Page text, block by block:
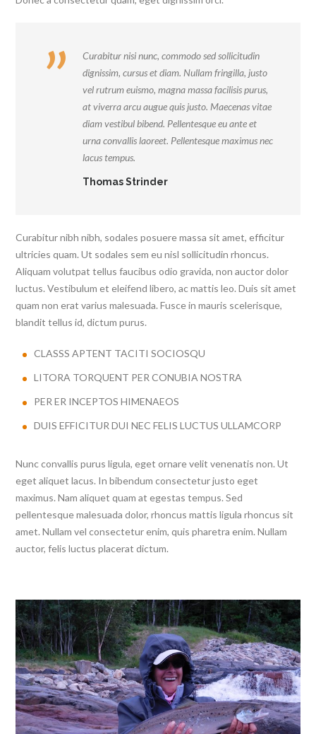
Curabitur nisi nunc, commodo sed sollicitudin
dignissim, cursus et diam. Nullam fringilla, justo
vel rutrum euismo, magna massa facilisis purus,
at viverra arcu augue quis justo. Maecenas vitae
diam vestibul bibend. Pellentesque eu ante et
urna convallis laoreet. Pellentesque maximus nec
lacus tempus.
Thomas Strinder
Curabitur nibh nibh, sodales posuere massa sit amet, efficitur
ultricies quam. Ut sodales sem eu nisl sollicitudin rhoncus.
Aliquam volutpat tellus faucibus odio gravida, non auctor dolor
luctus. Vestibulum et eleifend libero, ac mattis leo. Duis sit amet
quam non erat varius malesuada. Fusce in mauris scelerisque,
blandit tellus id, dictum purus.
CLASSS APTENT TACITI SOCIOSQU
LITORA TORQUENT PER CONUBIA NOSTRA
PER ER INCEPTOS HIMENAEOS
DUIS EFFICITUR DUI NEC FELIS LUCTUS ULLAMCORP
Nunc convallis purus ligula, eget ornare velit venenatis non. Ut
eget aliquet lacus. In bibendum consectetur justo eget
maximus. Nam aliquet quam at egestas tempus. Sed
pellentesque malesuada dolor, rhoncus mattis ligula rhoncus sit
amet. Nullam vel consectetur enim, quis pharetra enim. Nullam
auctor, felis luctus placerat dictum.